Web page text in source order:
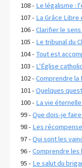
108 - Le légalisme :
107 - La Grâce Libre
106 -Clarifier le
105 - Le tribunal du
104 - Tout est
103 - L'Église
102 -Comprendre la
101 -Quelques
100 - La vie
99 -Que dois-je
98 - Les
97 -Qui sont les
96 -Comprendre les
95 - Le salut du